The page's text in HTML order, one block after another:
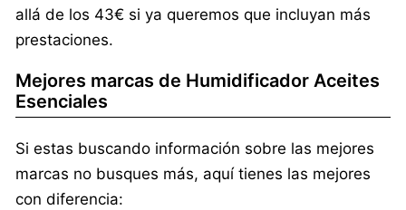
allá de los 43€ si ya queremos que incluyan más
prestaciones.
Mejores marcas de Humidificador Aceites
Esenciales
Si estas buscando información sobre las mejores
marcas no busques más, aquí tienes las mejores
con diferencia: